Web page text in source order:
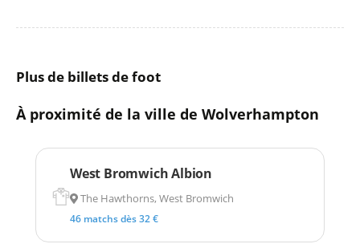
Plus de billets de foot
À proximité de la ville de Wolverhampton
West Bromwich Albion
The Hawthorns, West Bromwich
46 matchs dès 32 €